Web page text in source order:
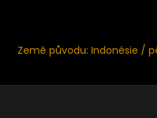
Země původu: Indonésie /